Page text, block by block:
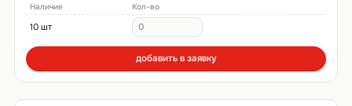
Наличие Кол-во
10 шт
добавить в заявку